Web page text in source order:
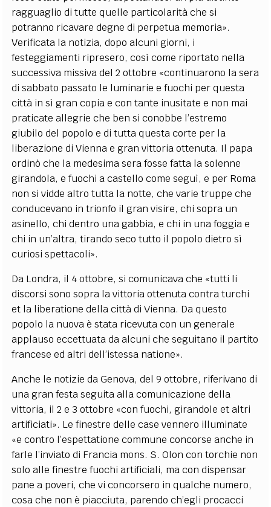
ragguaglio di tutte quelle particolarità che si
potranno ricavare degne di perpetua memoria».
Verificata la notizia, dopo alcuni giorni, i
festeggiamenti ripresero, così come riportato nella
successiva missiva del 2 ottobre «continuarono la sera
di sabbato passato le luminarie e fuochi per questa
città in sì gran copia e con tante inusitate e non mai
praticate allegrie che ben si conobbe l’estremo
giubilo del popolo e di tutta questa corte per la
liberazione di Vienna e gran vittoria ottenuta. Il papa
ordinò che la medesima sera fosse fatta la solenne
girandola, e fuochi a castello come seguì, e per Roma
non si vidde altro tutta la notte, che varie truppe che
conducevano in trionfo il gran visire, chi sopra un
asinello, chi dentro una gabbia, e chi in una foggia e
chi in un’altra, tirando seco tutto il popolo dietro sì
curiosi spettacoli».
Da Londra, il 4 ottobre, si comunicava che «tutti li
discorsi sono sopra la vittoria ottenuta contra turchi
et la liberatione della città di Vienna. Da questo
popolo la nuova è stata ricevuta con un generale
applauso eccettuata da alcuni che seguitano il partito
francese ed altri dell’istessa natione».
Anche le notizie da Genova, del 9 ottobre, riferivano di
una gran festa seguita alla comunicazione della
vittoria, il 2 e 3 ottobre «con fuochi, girandole et altri
artificiati». Le finestre delle case vennero illuminate
«e contro l’espettatione commune concorse anche in
farle l’inviato di Francia mons. S. Olon con torchie non
solo alle finestre fuochi artificiali, ma con dispensar
pane a poveri, che vi concorsero in qualche numero,
cosa che non è piacciuta, parendo ch’egli procacci